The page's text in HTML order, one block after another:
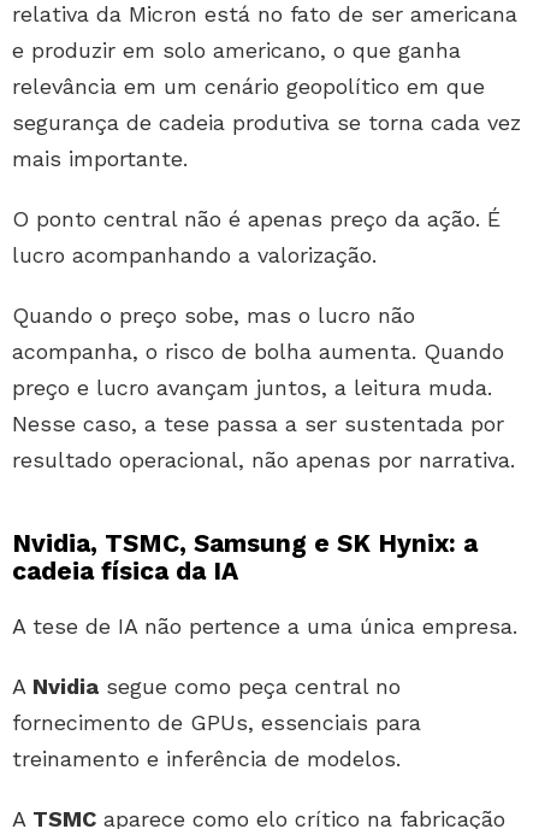
relativa da Micron está no fato de ser americana
e produzir em solo americano, o que ganha
relevância em um cenário geopolítico em que
segurança de cadeia produtiva se torna cada vez
mais importante.
O ponto central não é apenas preço da ação. É
lucro acompanhando a valorização.
Quando o preço sobe, mas o lucro não
acompanha, o risco de bolha aumenta. Quando
preço e lucro avançam juntos, a leitura muda.
Nesse caso, a tese passa a ser sustentada por
resultado operacional, não apenas por narrativa.
Nvidia, TSMC, Samsung e SK Hynix: a
cadeia física da IA
A tese de IA não pertence a uma única empresa.
A Nvidia segue como peça central no
fornecimento de GPUs, essenciais para
treinamento e inferência de modelos.
A TSMC aparece como elo crítico na fabricação